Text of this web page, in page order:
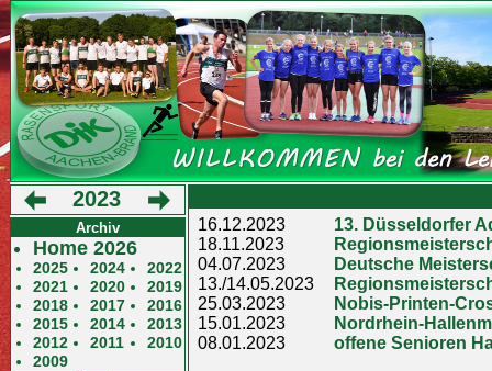
2023
Archiv
Home 2026
2025 2024
2022
2021
2020
2019
2018
2017
2016
2015
2014
2013
2012
2011
2010
2009
16.12.2023
13. Düsseldorfer
18.11.2023
04.07.2023
Deutsche
13./14.05.2023
25.03.2023
Nobis-Printen-
15.01.2023
Nordrhein-
08.01.2023
offene Senioren